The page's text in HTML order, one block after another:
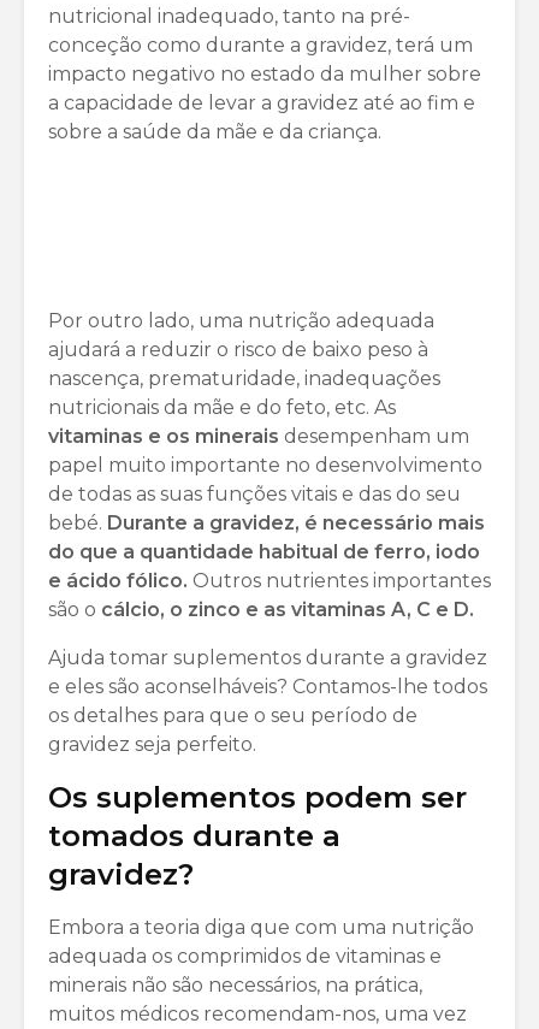
nutricional inadequado, tanto na pré-
conceção como durante a gravidez, terá um
impacto negativo no estado da mulher sobre
a capacidade de levar a gravidez até ao fim e
sobre a saúde da mãe e da criança.
Por outro lado, uma nutrição adequada
ajudará a reduzir o risco de baixo peso à
nascença, prematuridade, inadequações
nutricionais da mãe e do feto, etc. As
vitaminas e os minerais desempenham um
papel muito importante no desenvolvimento
de todas as suas funções vitais e das do seu
bebé. Durante a gravidez, é necessário mais
do que a quantidade habitual de ferro, iodo
e ácido fólico. Outros nutrientes importantes
são o cálcio, o zinco e as vitaminas A, C e D.
Ajuda tomar suplementos durante a gravidez
e eles são aconselháveis? Contamos-lhe todos
os detalhes para que o seu período de
gravidez seja perfeito.
Os suplementos podem ser
tomados durante a
gravidez?
Embora a teoria diga que com uma nutrição
adequada os comprimidos de vitaminas e
minerais não são necessários, na prática,
muitos médicos recomendam-nos, uma vez